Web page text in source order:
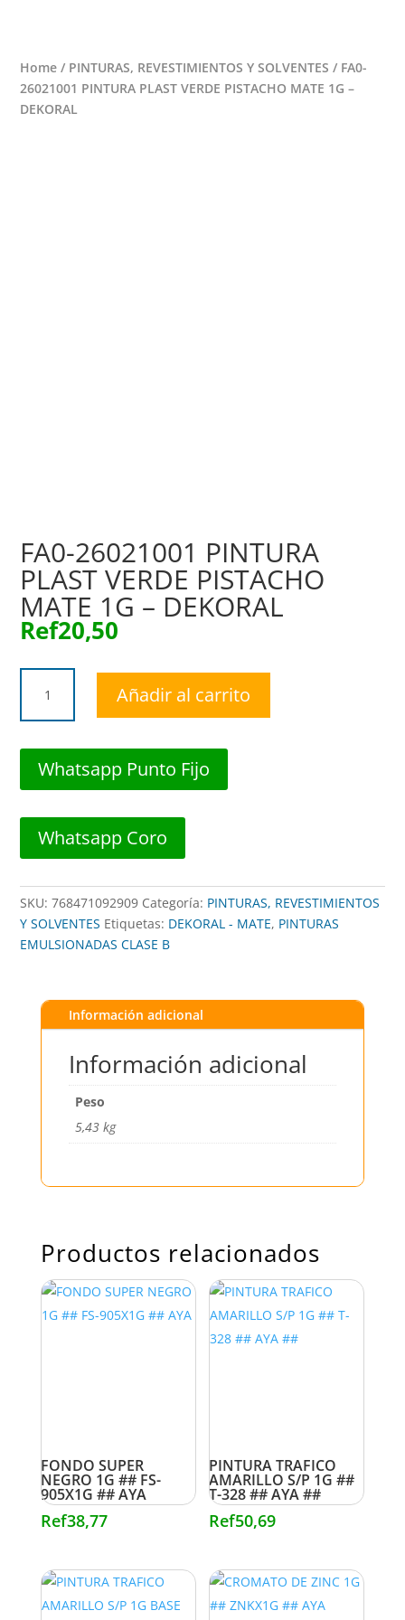
Home / PINTURAS, REVESTIMIENTOS Y SOLVENTES / FA0-
26021001 PINTURA PLAST VERDE PISTACHO MATE 1G –
DEKORAL
FA0-26021001 PINTURA
PLAST VERDE PISTACHO
MATE 1G – DEKORAL
Ref20,50
26021001
PINTURA
VERDE
1G
cantidad
Añadir al carrito
Whatsapp Punto Fijo
Whatsapp Coro
SKU:768471092909 Categoría: PINTURAS, REVESTIMIENTOS
Y SOLVENTES Etiquetas: DEKORAL - MATE, PINTURAS
EMULSIONADAS CLASE B
Información adicional
Información adicional
Peso
5,43 kg
Productos relacionados
FONDO SUPER
NEGRO 1G ## FS-
905X1G ## AYA
Ref38,77
PINTURA TRAFICO
AMARILLO S/P 1G ##
T-328 ## AYA ##
Ref50,69